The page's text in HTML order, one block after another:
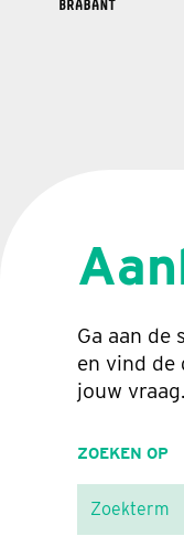
Ga aan de
en vind de
jouw vraag.
ZOEKEN OP